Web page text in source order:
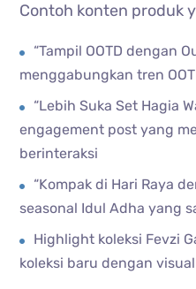
Contoh konten produk
“Tampil OOTD dengan
menggabungkan tren
“Lebih Suka Set Hagia
engagement post yang
berinteraksi
“Kompak di Hari Raya
seasonal Idul Adha yang
Highlight koleksi Fevzi
koleksi baru dengan